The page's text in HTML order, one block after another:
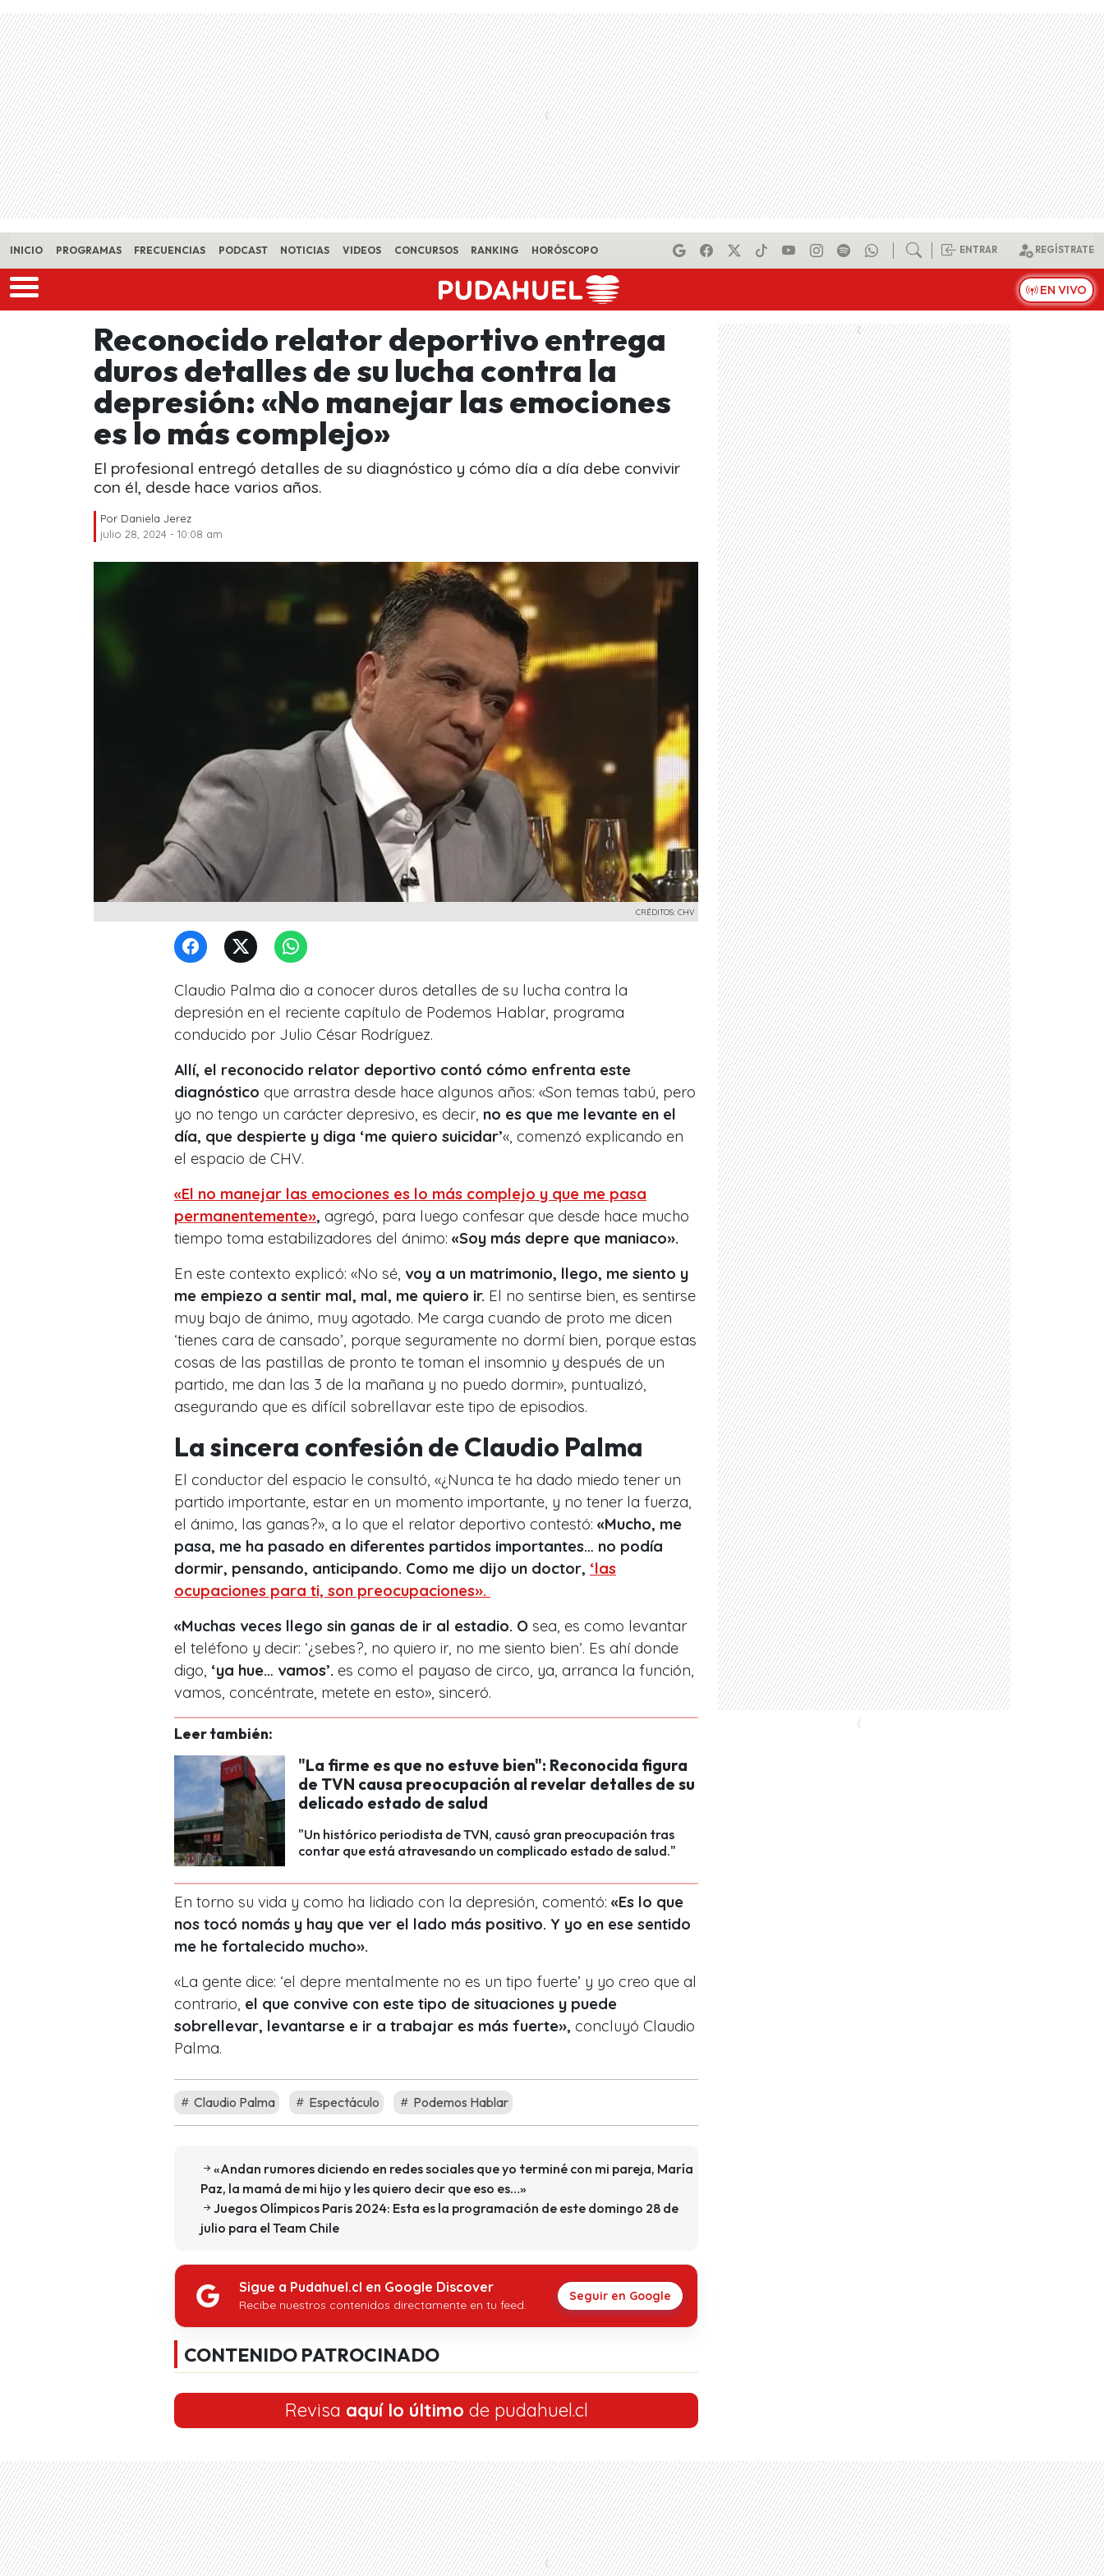
Skip to main content
INICIO PROGRAMAS FRECUENCIAS PODCAST NOTICIAS VIDEOS CONCURSOS RANKING HORÓSCOPO ENTRAR REGÍSTRATE
EN VIVO
Reconocido relator deportivo entrega
duros detalles de su lucha contra la
depresión: «No manejar las emociones
es lo más complejo»
El profesional entregó detalles de su diagnóstico y cómo día a día debe convivir
con él, desde hace varios años.
Por Daniela Jerez
julio 28, 2024 - 10:08 am
CRÉDITOS: CHV
Claudio Palma dio a conocer duros detalles de su lucha contra la
depresión en el reciente capítulo de Podemos Hablar, programa
conducido por Julio César Rodríguez.
Allí, el reconocido relator deportivo contó cómo enfrenta este
diagnóstico que arrastra desde hace algunos años: «Son temas tabú, pero
yo no tengo un carácter depresivo, es decir, no es que me levante en el
día, que despierte y diga ‘me quiero suicidar’«, comenzó explicando en
el espacio de CHV.
«El no manejar las emociones es lo más complejo y que me pasa
permanentemente», agregó, para luego confesar que desde hace mucho
tiempo toma estabilizadores del ánimo: «Soy más depre que maniaco».
En este contexto explicó: «No sé, voy a un matrimonio, llego, me siento y
me empiezo a sentir mal, mal, me quiero ir. El no sentirse bien, es sentirse
muy bajo de ánimo, muy agotado. Me carga cuando de proto me dicen
‘tienes cara de cansado’, porque seguramente no dormí bien, porque estas
cosas de las pastillas de pronto te toman el insomnio y después de un
partido, me dan las 3 de la mañana y no puedo dormir», puntualizó,
asegurando que es difícil sobrellavar este tipo de episodios.
La sincera confesión de Claudio Palma
El conductor del espacio le consultó, «¿Nunca te ha dado miedo tener un
partido importante, estar en un momento importante, y no tener la fuerza,
el ánimo, las ganas?», a lo que el relator deportivo contestó: «Mucho, me
pasa, me ha pasado en diferentes partidos importantes… no podía
dormir, pensando, anticipando. Como me dijo un doctor, ‘las
ocupaciones para ti, son preocupaciones».
«Muchas veces llego sin ganas de ir al estadio. O sea, es como levantar
el teléfono y decir: ‘¿sebes?, no quiero ir, no me siento bien’. Es ahí donde
digo, ‘ya hue… vamos’. es como el payaso de circo, ya, arranca la función,
vamos, concéntrate, metete en esto», sinceró.
Leer también:
"La firme es que no estuve bien": Reconocida figura
de TVN causa preocupación al revelar detalles de su
delicado estado de salud
"Un histórico periodista de TVN, causó gran preocupación tras
contar que está atravesando un complicado estado de salud."
En torno su vida y como ha lidiado con la depresión, comentó: «Es lo que
nos tocó nomás y hay que ver el lado más positivo. Y yo en ese sentido
me he fortalecido mucho».
«La gente dice: ‘el depre mentalmente no es un tipo fuerte’ y yo creo que al
contrario, el que convive con este tipo de situaciones y puede
sobrellevar, levantarse e ir a trabajar es más fuerte», concluyó Claudio
Palma.
Claudio Palma Espectáculo Podemos Hablar
«Andan rumores diciendo en redes sociales que yo terminé con mi pareja, María
Paz, la mamá de mi hijo y les quiero decir que eso es…»
Juegos Olímpicos Paris 2024: Esta es la programación de este domingo 28 de
julio para el Team Chile
Sigue a Pudahuel.cl en Google Discover
Recibe nuestros contenidos directamente en tu feed.
Seguir en Google
CONTENIDO PATROCINADO
Revisa aquí lo último de pudahuel.cl